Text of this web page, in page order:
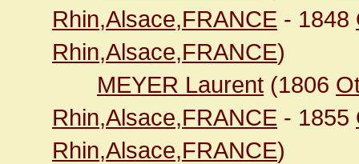
Rhin,Alsace,FRANCE - 1848
Rhin,Alsace,FRANCE)
MEYER Laurent (1806
Rhin,Alsace,FRANCE - 1855
Rhin,Alsace,FRANCE)